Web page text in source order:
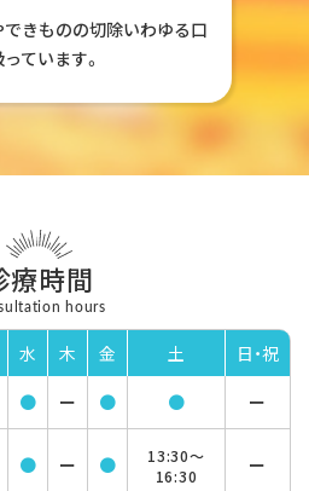
きものの切除いわゆる口
ています。
療時間
hours
水 木 金 土
日・祝
● ー ● ● ー
● ー ●
13:30〜
16:30
ー